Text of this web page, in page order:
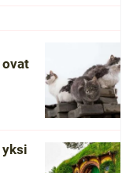
ovat